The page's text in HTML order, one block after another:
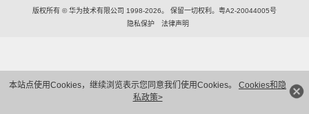
本站点使用Cookies，继续浏览表示您同意我们使用Cookies。 Cookies和隐
私政策>
版权所有 © 华为技术有限公司 1998-2026。 保留一切权利。粤A2-20044005号
隐私保护
法律声明